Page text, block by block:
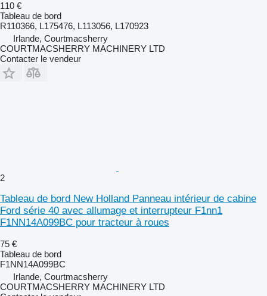
110 €
Tableau de bord
R110366, L175476, L113056, L170923
Irlande, Courtmacsherry
COURTMACSHERRY MACHINERY LTD
Contacter le vendeur
2
Tableau de bord New Holland Panneau intérieur de cabine
Ford série 40 avec allumage et interrupteur F1nn1
F1NN14A099BC pour tracteur à roues
75 €
Tableau de bord
F1NN14A099BC
Irlande, Courtmacsherry
COURTMACSHERRY MACHINERY LTD